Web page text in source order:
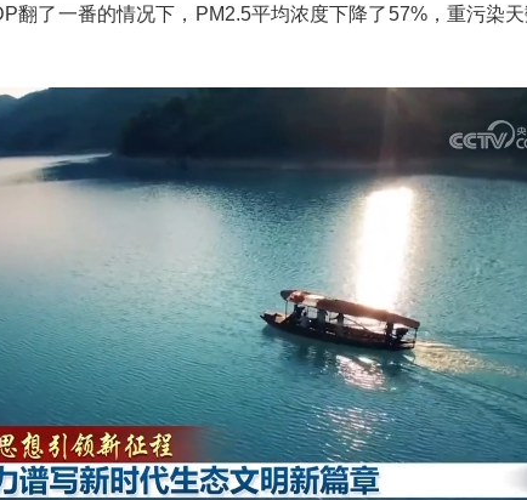
翻了一番的情况下，PM2.5平均浓度下降了57%，重污染